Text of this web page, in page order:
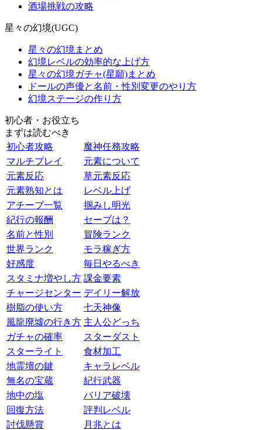
酒場挑戦の攻略
星々の幻境(UGC)
星々の幻境まとめ
幻境レベルの効率的な上げ方
星々の幻境ガチャ(星願)まとめ
ドールの声優と名前・性別変更のやり方
幻境ステージの作り方
初心者・お役立ち
まずは読むべき
初心者攻略
魔神任務攻略
マルチプレイ
元素について
元素反応
草元素反応
元素熟知とは
レベル上げ
アチーブ一覧
掴みし明光
紀行の報酬
セーブは？
名前と性別
冒険ランク
世界ランク
モラ稼ぎ方
好感度
毎日やるべき
スタミナ増やし方 課金要素
チャージセンター デイリー解放
樹脂の使い方
七天神像
風龍廃墟の行き方 主人公どっち
ガチャの確率
スターダスト
スターライト
食材加工
地霊壇の鍵
キャラレベル
無名の宝蔵
紀行武器
地中の塩
バリア破壊
回復方法
評判レベル
討伐懸賞
月兆とは